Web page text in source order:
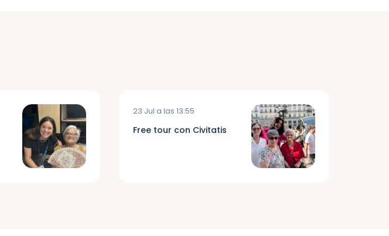
23 Jul a las 13:55
Free tour con Civitatis